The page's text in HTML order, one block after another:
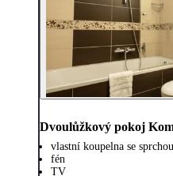
Dvoulůžkový pokoj
vlastní koupelna se
fén
TV